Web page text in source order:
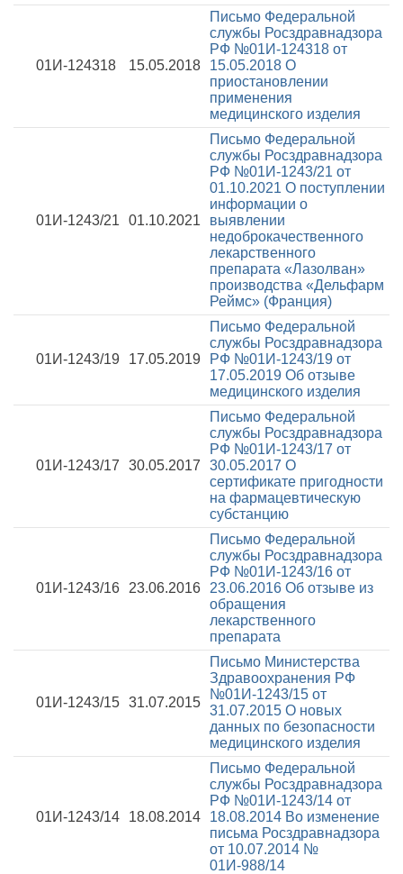
01И-124318 15.05.2018
Письмо Федеральной
службы Росздравнадзора
РФ №01И-124318 от
15.05.2018 О
приостановлении
применения
медицинского изделия
01И-1243/21 01.10.2021
Письмо Федеральной
службы Росздравнадзора
РФ №01И-1243/21 от
01.10.2021 О поступлении
информации о
выявлении
недоброкачественного
лекарственного
препарата «Лазолван»
производства «Дельфарм
Реймс» (Франция)
01И-1243/19 17.05.2019
Письмо Федеральной
службы Росздравнадзора
РФ №01И-1243/19 от
17.05.2019 Об отзыве
медицинского изделия
01И-1243/17 30.05.2017
Письмо Федеральной
службы Росздравнадзора
РФ №01И-1243/17 от
30.05.2017 О
сертификате пригодности
на фармацевтическую
субстанцию
01И-1243/16 23.06.2016
Письмо Федеральной
службы Росздравнадзора
РФ №01И-1243/16 от
23.06.2016 Об отзыве из
обращения
лекарственного
препарата
01И-1243/15 31.07.2015
Письмо Министерства
Здравоохранения РФ
№01И-1243/15 от
31.07.2015 О новых
данных по безопасности
медицинского изделия
01И-1243/14 18.08.2014
Письмо Федеральной
службы Росздравнадзора
РФ №01И-1243/14 от
18.08.2014 Во изменение
письма Росздравнадзора
от 10.07.2014 №
01И-988/14